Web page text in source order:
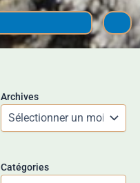
Archives
Catégories